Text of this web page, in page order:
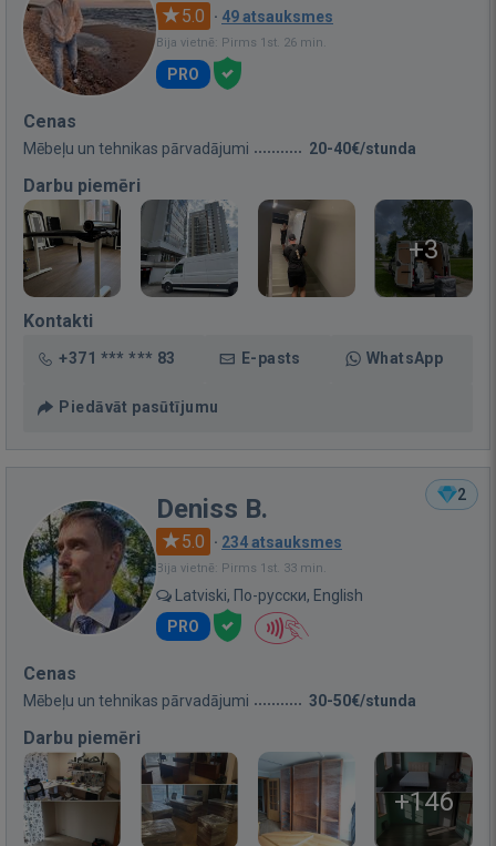
5.0 · 49 atsauksmes
Bija vietnē: Pirms 1st. 26 min.
PRO
Cenas
Mēbeļu un tehnikas pārvadājumi 20-40€/stunda
Darbu piemēri
+3
Kontakti
+371 *** *** 83 E-pasts WhatsApp
Piedāvāt pasūtījumu
2
Deniss B.
5.0 · 234 atsauksmes
Bija vietnē: Pirms 1st. 33 min.
Latviski, По-русски, English
PRO
Cenas
Mēbeļu un tehnikas pārvadājumi 30-50€/stunda
Darbu piemēri
+146